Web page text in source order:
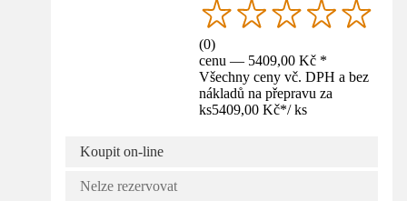
(0)
cenu — 5409,00 Kč *
Všechny ceny vč. DPH a bez
nákladů na přepravu za
ks5409,00 Kč*/ ks
Koupit on-line
Nelze rezervovat